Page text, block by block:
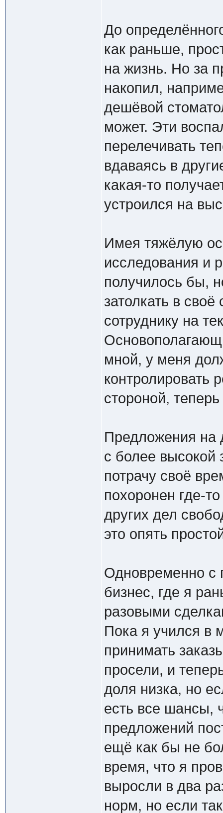
До
как раньше,
на жизнь. Но за
накопил,
дешёвой
может. Эти
перелечивать
вдаваясь в
какая-то
устроился на
Имея тяжёлую
исследования и
получилось бы,
затолкать в
сотруднику на
мной, у меня
контролировать
стороной,
Предложения на
с более высокой
потрачу своё
похоронен где-
других дел
это опять
Одновременно с
бизнес, где я
разовыми
Пока я учился в
принимать
просели, и
доля низка, но
есть все шансы,
предложений
ещё как бы не
время, что я
выросли в два
норм, но если